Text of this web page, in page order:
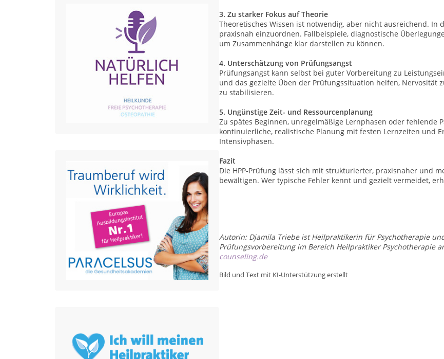
3. Zu starker Fokus auf Theorie
Theoretisches Wissen ist notwendig, aber nicht ausreichend.
praxisnah einzuordnen. Fallbeispiele, diagnostische
um Zusammenhänge klar darstellen zu können.
4. Unterschätzung von Prüfungsangst
Prüfungsangst kann selbst bei guter Vorbereitung zu
und das gezielte Üben der Prüfungssituation helfen,
zu stabilisieren.
5. Ungünstige Zeit- und Ressourcenplanung
Zu spätes Beginnen, unregelmäßige Lernphasen oder fehlende
kontinuierliche, realistische Planung mit festen Lernzeiten und
Intensivphasen.
Fazit
Die HPP-Prüfung lässt sich mit strukturierter, praxisnaher und
bewältigen. Wer typische Fehler kennt und gezielt vermeidet,
Autorin: Djamila Triebe ist Heilpraktikerin für Psychotherapie
Prüfungsvorbereitung im Bereich Heilpraktiker Psychotherapie
counseling.de
Bild und Text mit KI-Unterstützung erstellt